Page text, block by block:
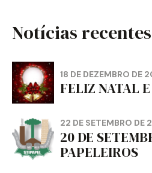
Notícias recentes
18 DE DEZEMBRO DE
FELIZ NATAL
22 DE SETEMBRO DE
20 DE
PAPELEIROS